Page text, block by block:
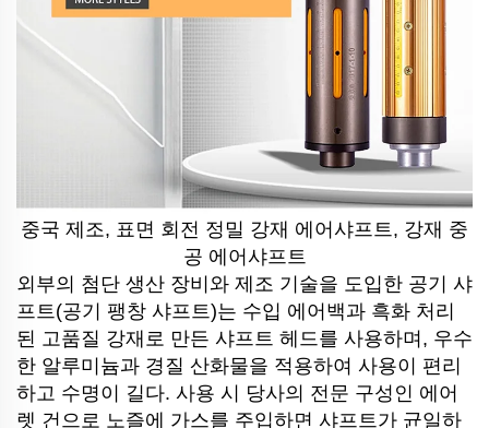
중국 제조, 표면 회전 정밀 강재 에어샤프트, 강재 중
공 에어샤프트
외부의 첨단 생산 장비와 제조 기술을 도입한 공기 샤
프트(공기 팽창 샤프트)는 수입 에어백과 흑화 처리
된 고품질 강재로 만든 샤프트 헤드를 사용하며, 우수
한 알루미늄과 경질 산화물을 적용하여 사용이 편리
하고 수명이 길다. 사용 시 당사의 전문 구성인 에어
렛 건으로 노즐에 가스를 주입하면 샤프트가 균일하